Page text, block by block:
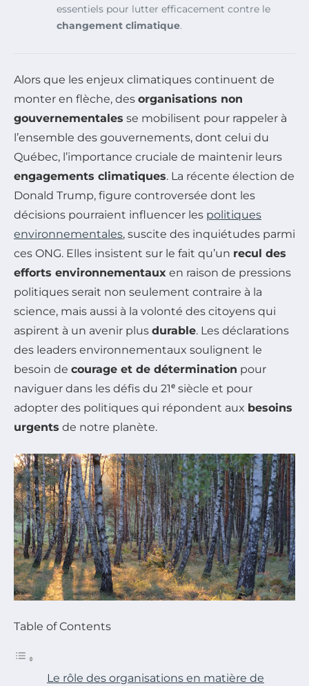
essentiels pour lutter efficacement contre le
changement climatique.
Alors que les enjeux climatiques continuent de
monter en flèche, des organisations non
gouvernementales se mobilisent pour rappeler à
l’ensemble des gouvernements, dont celui du
Québec, l’importance cruciale de maintenir leurs
engagements climatiques. La récente élection de
Donald Trump, figure controversée dont les
décisions pourraient influencer les politiques
environnementales, suscite des inquiétudes parmi
ces ONG. Elles insistent sur le fait qu’un recul des
efforts environnementaux en raison de pressions
politiques serait non seulement contraire à la
science, mais aussi à la volonté des citoyens qui
aspirent à un avenir plus durable. Les déclarations
des leaders environnementaux soulignent le
besoin de courage et de détermination pour
naviguer dans les défis du 21ᵉ siècle et pour
adopter des politiques qui répondent aux besoins
urgents de notre planète.
Table of Contents
Le rôle des organisations en matière de